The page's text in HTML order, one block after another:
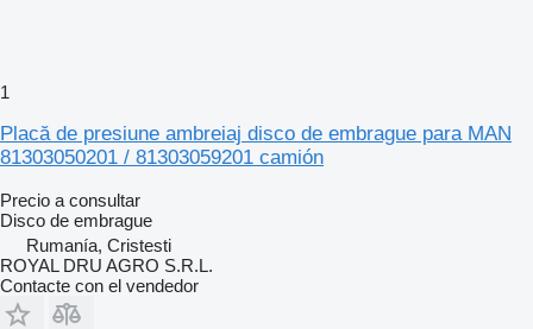
1
Placă de presiune ambreiaj disco de embrague para MAN
81303050201 / 81303059201 camión
Precio a consultar
Disco de embrague
Rumanía, Cristesti
ROYAL DRU AGRO S.R.L.
Contacte con el vendedor